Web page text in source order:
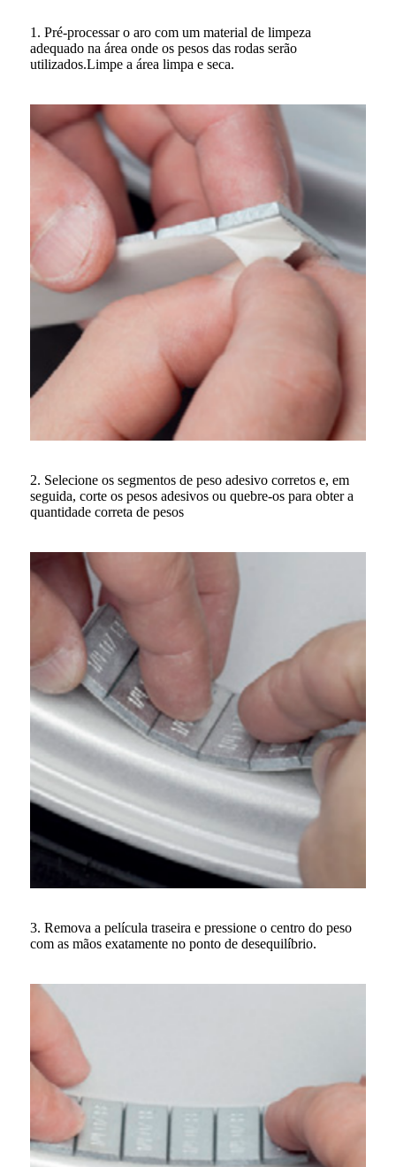
1. Pré-processar o aro com um material de limpeza
adequado na área onde os pesos das rodas serão
utilizados.Limpe a área limpa e seca.
2. Selecione os segmentos de peso adesivo corretos e, em
seguida, corte os pesos adesivos ou quebre-os para obter a
quantidade correta de pesos
3. Remova a película traseira e pressione o centro do peso
com as mãos exatamente no ponto de desequilíbrio.